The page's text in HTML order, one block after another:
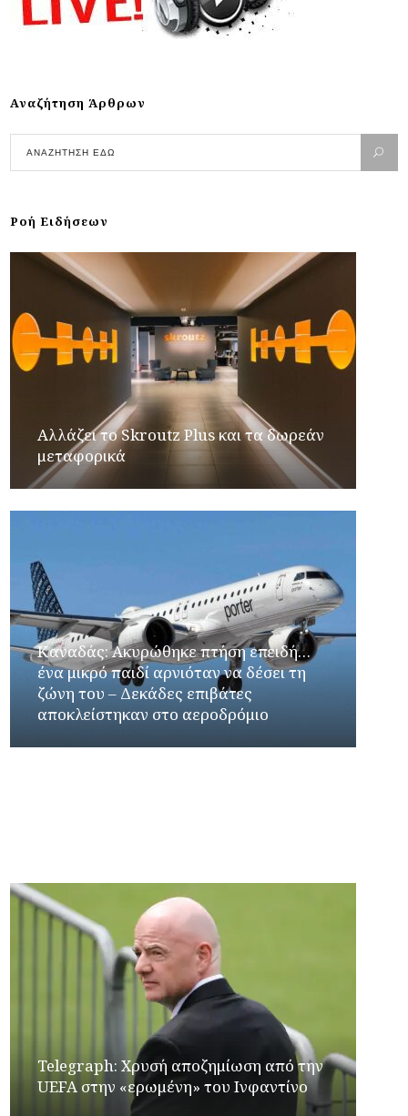
Αναζήτηση Άρθρων
Ροή Ειδήσεων
Αλλάζει το Skroutz Plus και τα δωρεάν
μεταφορικά
Καναδάς: Ακυρώθηκε πτήση επειδή…
ένα μικρό παιδί αρνιόταν να δέσει τη
ζώνη του – Δεκάδες επιβάτες
αποκλείστηκαν στο αεροδρόμιο
Telegraph: Χρυσή αποζημίωση από την
UEFA στην «ερωμένη» του Ινφαντίνο